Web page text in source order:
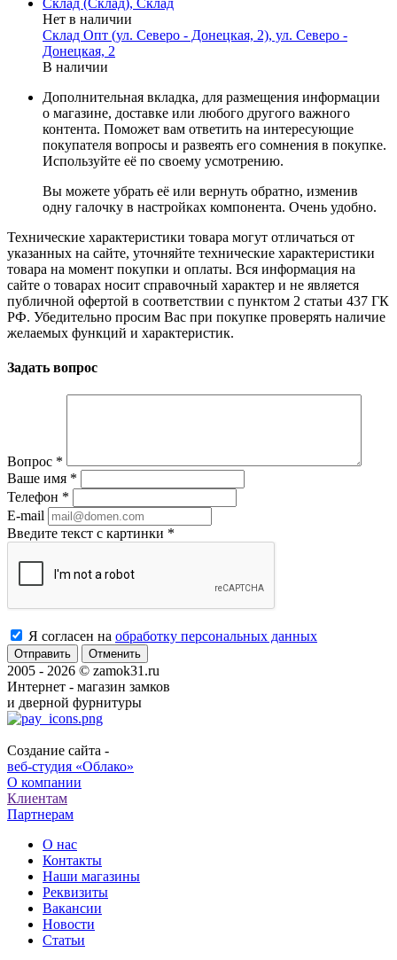
Нет в наличии
Склад Опт (ул. Северо - Донецкая, 2), ул. Северо -
Донецкая, 2
В наличии
Дополнительная вкладка, для размещения информации
о магазине, доставке или любого другого важного
контента. Поможет вам ответить на интересующие
покупателя вопросы и развеять его сомнения в покупке.
Используйте её по своему усмотрению.
Вы можете убрать её или вернуть обратно, изменив
одну галочку в настройках компонента. Очень удобно.
Технические характеристики товара могут отличаться от
указанных на сайте, уточняйте технические характеристики
товара на момент покупки и оплаты. Вся информация на
сайте о товарах носит справочный характер и не является
публичной офертой в соответствии с пунктом 2 статьи 437 ГК
РФ. Убедительно просим Вас при покупке проверять наличие
желаемых функций и характеристик.
Задать вопрос
Вопрос *
Ваше имя *
Телефон *
E-mail
Введите текст с картинки *
Я согласен на обработку персональных данных
Отменить
2005 - 2026 © zamok31.ru
Интернет - магазин замков
и дверной фурнитуры
Создание сайта -
веб-студия «Облако»
О компании
Клиентам
Партнерам
О нас
Контакты
Наши магазины
Реквизиты
Вакансии
Новости
Статьи